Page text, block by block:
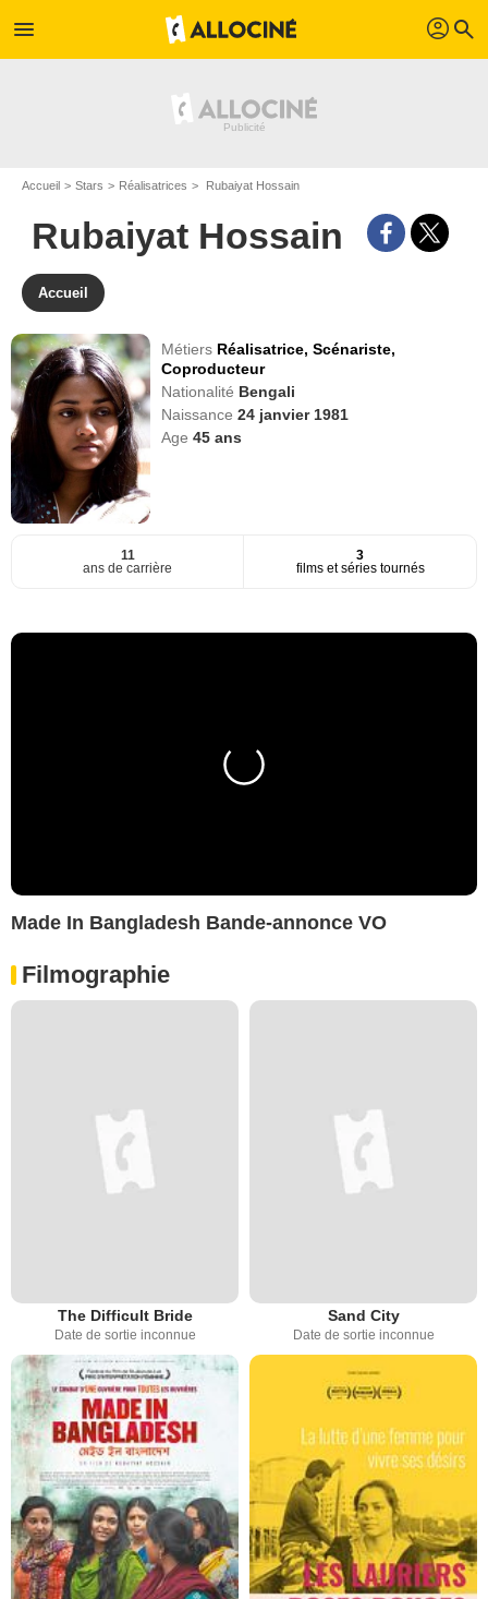
menu profil search
Accueil Stars Réalisatrices Rubaiyat Hossain
Rubaiyat Hossain
Accueil
Métiers Réalisatrice,Scénariste,
Coproducteur
Nationalité Bengali
Naissance24 janvier 1981
Age45 ans
11
ans de carrière
3
films et séries tournés
Made In Bangladesh Bande-annonce VO
Filmographie
The Difficult Bride
Date de sortie inconnue
Sand City
Date de sortie inconnue